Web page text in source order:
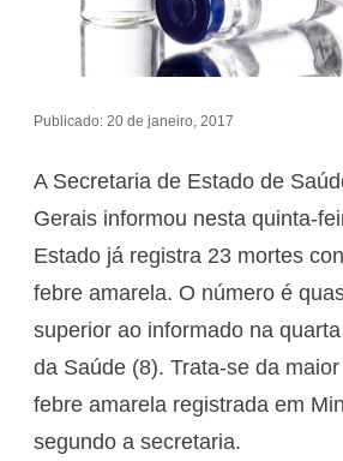
Publicado: 20 de janeiro, 2017
A Secretaria de Estado de
Gerais informou nesta quinta-
Estado já registra 23 mortes
febre amarela. O número é
superior ao informado na
da Saúde (8). Trata-se da
febre amarela registrada em
segundo a secretaria.